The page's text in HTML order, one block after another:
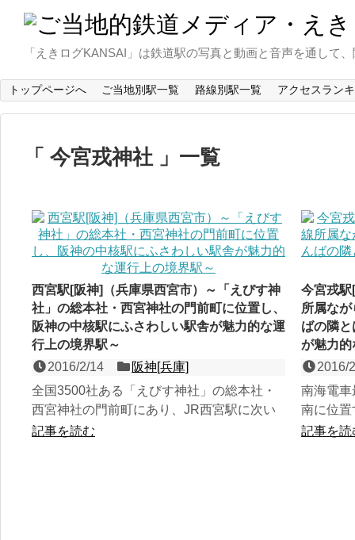
「えきログKANSAI」は鉄道駅の写真と動画と音声を通して
トップページへ ご当地別駅一覧 路線別駅一覧 アクセスラン
今宮戎神社 一覧
西宮駅[阪神]（兵庫県西宮市）～「えびす神
社」の総本社・西宮神社の門前町に位置し、
阪神の中核駅にふさわしい駅舎が魅力的な運
行上の境界駅～
2016/2/14
阪神[兵庫]
全国3500社ある「えびす神社」の総本社・
西宮神社の門前町にあり、JR西宮駅に次い
で、西宮の地に２番目に開業した阪神本線の
記事を読む
今宮戎
所属な
ばの隣
が魅力的
2016/
南海電車
南に位置
で、「え
記事を読